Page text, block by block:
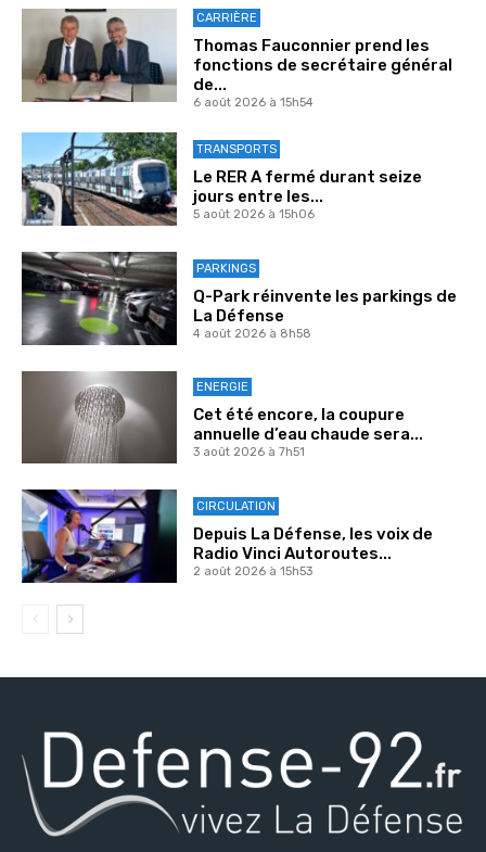
CARRIÈRE
Thomas Fauconnier prend les
fonctions de secrétaire général
de...
6 août 2026 à 15h54
TRANSPORTS
Le RER A fermé durant seize
jours entre les...
5 août 2026 à 15h06
PARKINGS
Q-Park réinvente les parkings de
La Défense
4 août 2026 à 8h58
ENERGIE
Cet été encore, la coupure
annuelle d’eau chaude sera...
3 août 2026 à 7h51
CIRCULATION
Depuis La Défense, les voix de
Radio Vinci Autoroutes...
2 août 2026 à 15h53